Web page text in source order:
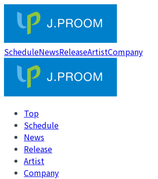
ScheduleNewsReleaseArtistCompany
Top
Schedule
News
Release
Artist
Company